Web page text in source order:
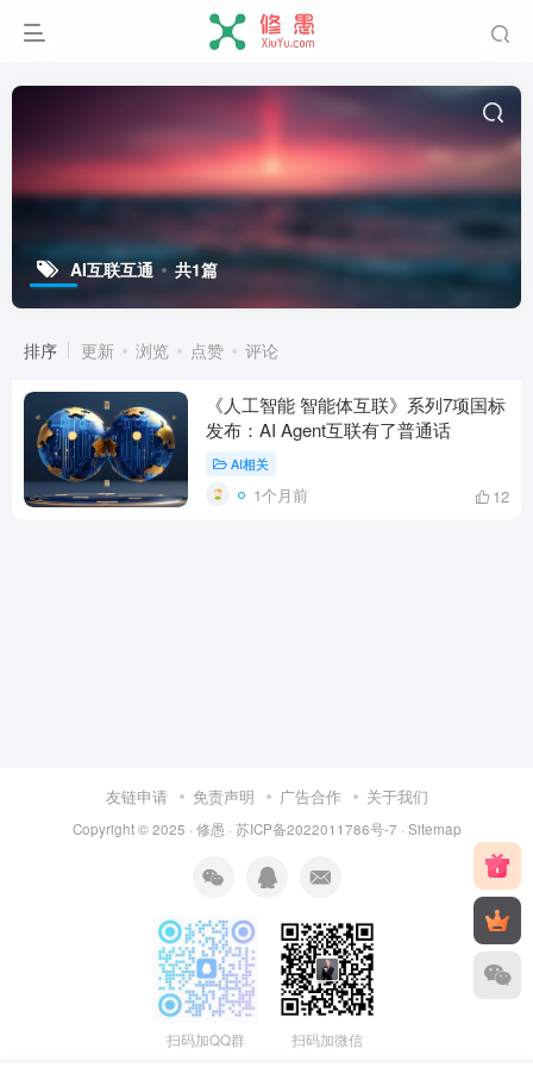
AI互联互通 共1篇
排序 更新 浏览 点赞 评论
《人工智能 智能体互联》系列7项国标
发布：AI Agent互联有了普通话
AI相关
1个月前 12
友链申请 免责声明 广告合作 关于我们
Copyright © 2025 · 修愚 · 苏ICP备2022011786号-7 · Sitemap
扫码加QQ群 扫码加微信